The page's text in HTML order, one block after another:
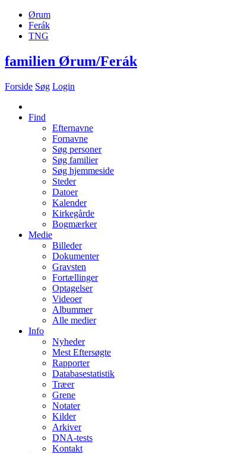
Ørum
Ferák
TNG
familien Ørum/Ferák
Forside Søg Login
Find
Efternavne
Fornavne
Søg personer
Søg familier
Søg hjemmeside
Steder
Datoer
Kalender
Kirkegårde
Bogmærker
Medie
Billeder
Dokumenter
Gravsten
Fortællinger
Optagelser
Videoer
Albummer
Alle medier
Info
Nyheder
Mest Eftersøgte
Rapporter
Databasestatistik
Træer
Grene
Notater
Kilder
Arkiver
DNA-tests
Kontakt